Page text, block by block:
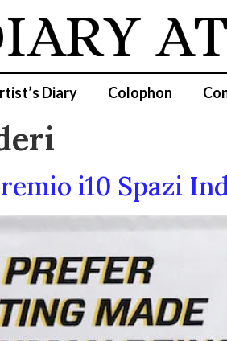
Diary Colophon
i10 Spazi